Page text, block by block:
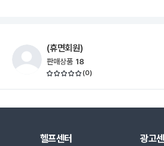
(휴면회원)
판매상품 18
(0)
헬프센터 광고